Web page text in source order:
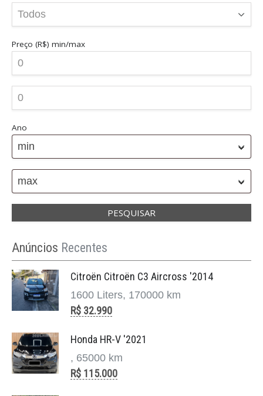
Preço (R$) min/max
Ano
min
max
Anúncios Recentes
Citroën Citroën C3 Aircross '2014
1600 Liters, 170000 km
R$ 32.990
Honda HR-V '2021
, 65000 km
R$ 115.000